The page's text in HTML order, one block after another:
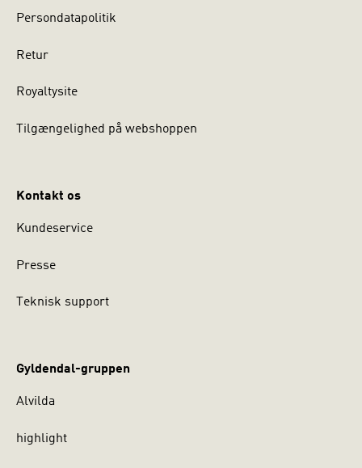
Persondatapolitik
Retur
Royaltysite
Tilgængelighed på webshoppen
Kontakt os
Kundeservice
Presse
Teknisk support
Gyldendal-gruppen
Alvilda
highlight